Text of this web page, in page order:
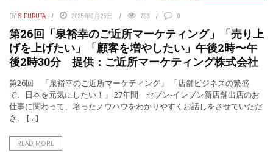
BY S.FURUTA 2025年9月25日 793 0
第26回「泉裕幸のご近所マーケティング」「売り上
げを上げたい」「顧客を増やしたい」午後2時〜午
後2時30分 提供：ご近所マーケティング株式会社
第26回 「泉裕幸のご近所マーケティング」 「店舗ビジネスの繁盛
で、日本を元気にしたい！」 27年間 セブン-イレブン新店舗出店のお
仕事に関わって、培ったノウハウをわかりやすくお話しをさせていただ
き、 […]
READ MORE